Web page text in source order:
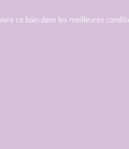
ce bain dans les meilleures